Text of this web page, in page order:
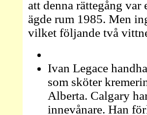
att denna rättegång
ägde rum 1985. Men
vilket följande två
Ivan Legace
som sköter
Alberta. Calgary
innevånare. Han